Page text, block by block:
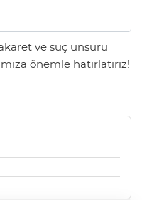
ve suç unsuru
önemle hatırlatırız!